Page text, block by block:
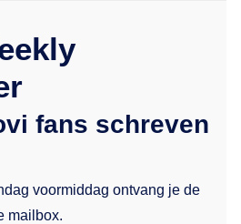
fans schreven
voormiddag ontvang je de
mailbox.